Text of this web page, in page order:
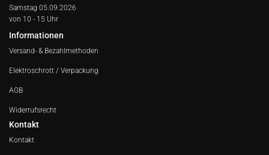
Samstag 05.09.2026
von 10 - 15 Uhr
Informationen
Versand- & Bezahlmethoden
Elektroschrott / Verpackung
AGB
Widerrufsrecht
Kontakt
Kontakt